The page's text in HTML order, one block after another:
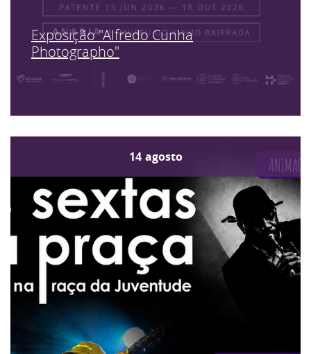
Exposição "Alfredo Cunha
Photographo"
14 agosto